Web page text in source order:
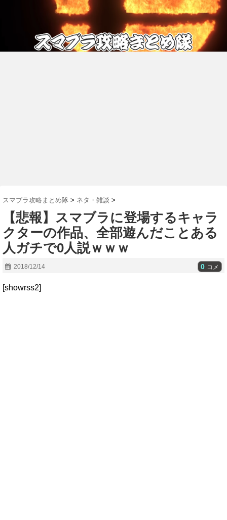
スマブラ攻略まとめ隊 > ネタ・雑談 >
【悲報】スマブラに登場するキャラ
クターの作品、全部遊んだことある
人ガチで0人説ｗｗｗ
2018/12/14 0 コメ
[showrss2]